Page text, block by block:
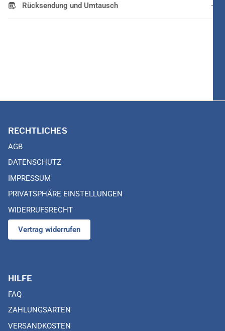
Rücksendung und Umtausch
RECHTLICHES
AGB
DATENSCHUTZ
IMPRESSUM
PRIVATSPHÄRE EINSTELLUNGEN
WIDERRUFSRECHT
Vertrag widerrufen
HILFE
FAQ
ZAHLUNGSARTEN
VERSANDKOSTEN